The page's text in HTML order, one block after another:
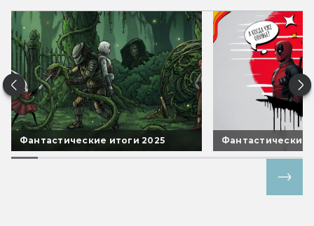
Фантастические итоги 2025 Фантастические